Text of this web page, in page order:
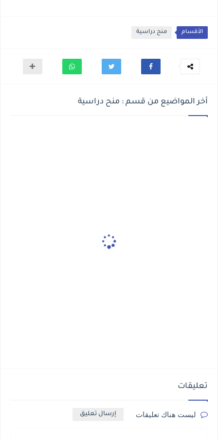
الأقسام منح دراسية
أخر المواضيع من قسم : منح دراسية
تعليقات
ليست هناك تعليقات إرسال تعليق